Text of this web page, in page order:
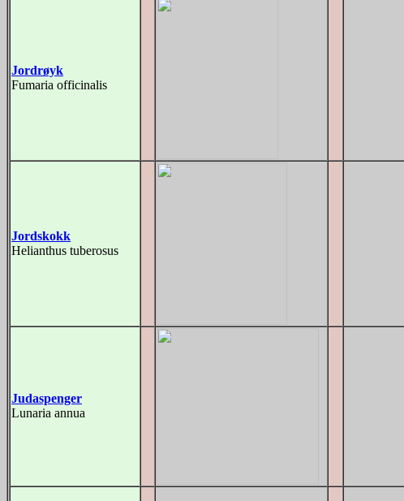
Jordrøyk
Fumaria officinalis
Jordskokk
Helianthus tuberosus
Judaspenger
Lunaria annua